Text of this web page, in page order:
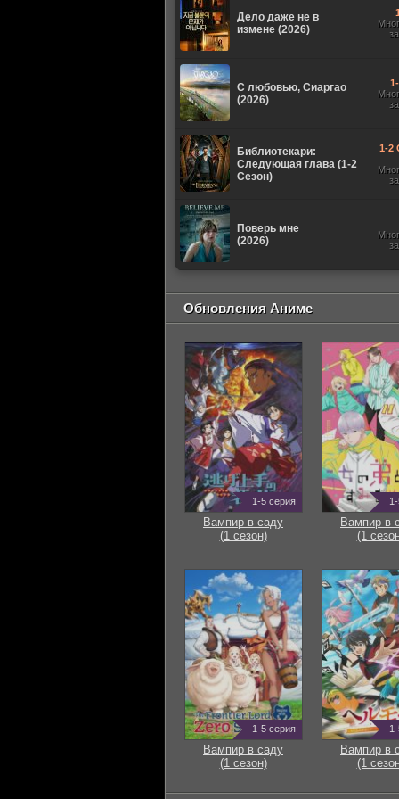
Дело даже не в
измене (2026)
С любовью, Сиаргао
(2026)
Библиотекари:
Следующая глава (1-2
Сезон)
1-2
Поверь мне
(2026)
Обновления Аниме
1-5 серия
Вампир в саду
(1 сезон)
Вампир в
(1
1-5 серия
Вампир в саду
(1 сезон)
Вампир в
(1